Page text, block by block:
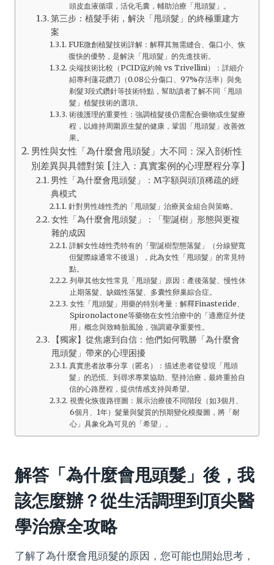
頭皮血液循環，活化毛囊，輔助治療「甩頭髮」。
第三步：植髮手術，解決「甩頭髮」的終極重建方
案
FUE微創植髮技術詳解：解釋其無需縫合、傷口小、恢
復快的優勢，是解決「甩頭髮」的先進技術。
尖端技術比較（PCID寇約翰 vs Trivellini）：詳細介
紹專利蓮花鑽刀（0.08公分傷口、97%存活率）與免
剃髮3段式鑽針等技術特點，幫助讀者了解不同「甩頭
髮」植髮技術的選項。
術後護理的重要性：強調植髮後仍需配合藥物或生髮療
程，以維持周圍原生髮的健康，鞏固「甩頭髮」改善效
果。
男性與女性「為什麼會甩頭髮」大不同：深入剖析性
別差異與具體對策 [注入：真實案例的心理歷程分享]
男性「為什麼會甩頭髮」：M字額與頭頂稀疏的經
典模式
針對男性雄性禿的「甩頭髮」治療黃金組合與策略。
女性「為什麼會甩頭髮」：「聖誕樹」形態與更複
雜的成因
詳解女性雄性禿特有的「聖誕樹型態落髮」（分線變寬
但髮際線通常不後退），此為女性「甩頭髮」的常見特
點。
列舉其他女性常見「甩頭髮」原因：產後落髮、慢性休
止期落髮、缺鐵性落髮、多囊性卵巢綜合症。
女性「甩頭髮」用藥的特別考量：解釋Finasteride、
Spironolactone等藥物在女性治療中的「適應症外使
用」概念與致畸胎風險，強調避孕重要性。
【獨家】從焦慮到自信：他們如何戰勝「為什麼會
甩頭髮」帶來的心理困擾
真實患者故事分享（匿名）：描述患者從發現「甩頭
髮」的恐慌、到尋求專業協助、堅持治療，最終重拾自
信的心路歷程，提供情感支持與希望。
視覺化恢復路徑圖：展示治療後不同階段（如3個月、
6個月、1年）髮量與髮質的預期變化模擬圖，將「耐
心」具象化為可見的「希望」。
解答「為什麼會甩頭髮」後，我
該怎麼辦？從生活調理到頂尖醫
學治療全攻略
了解了為什麼會甩頭髮的原因，您可能也開始思考，